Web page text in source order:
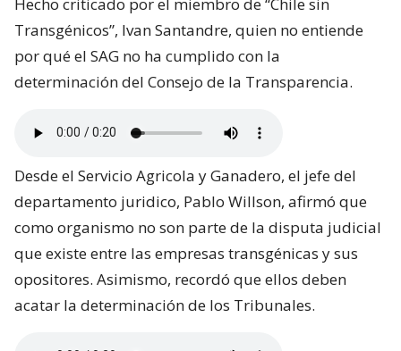
Transgénicos”, Ivan Santandre, quien no entiende
por qué el SAG no ha cumplido con la
determinación del Consejo de la Transparencia.
Desde el Servicio Agricola y Ganadero, el jefe del
departamento juridico, Pablo Willson, afirmó que
como organismo no son parte de la disputa judicial
que existe entre las empresas transgénicas y sus
opositores. Asimismo, recordó que ellos deben
acatar la determinación de los Tribunales.